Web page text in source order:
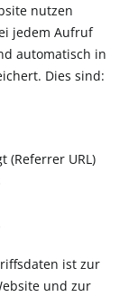
nutzen
jedem Aufruf
automatisch in
Dies sind:
(Referrer URL)
ist zur
und zur